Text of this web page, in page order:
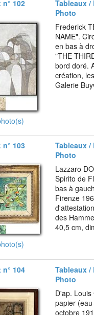
n° 102
Tableaux /
Photo
Frederick
NAME".
en bas à
"THE
bord doré.
création,
Galerie
n° 103
Tableaux /
Photo
Lazzaro
Spirito de
bas à
Firenze
des
40,5 cm,
n° 104
Tableaux /
Photo
D'ap.
papier
octobre